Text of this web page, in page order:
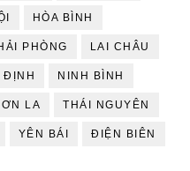
HÒA BÌNH
PHÒNG LAI CHÂU
ĐỊNH NINH BÌNH
LA THÁI NGUYÊN
YÊN BÁI ĐIỆN BIÊN